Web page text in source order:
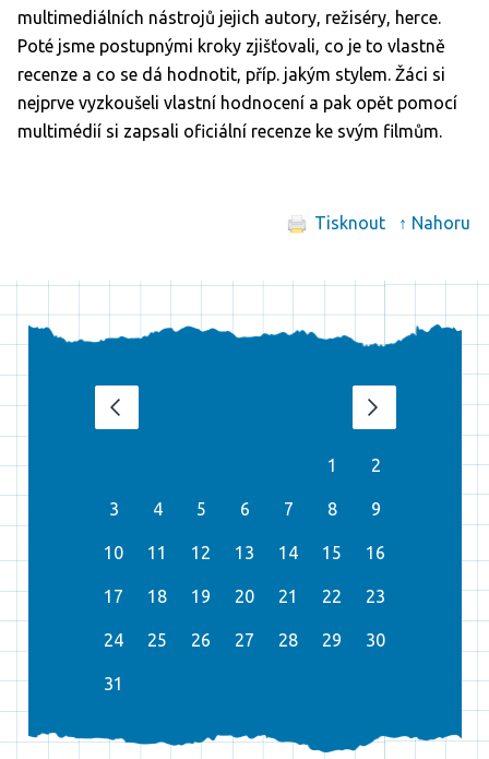
multimediálních nástrojů jejich autory, režiséry, herce.
Poté jsme postupnými kroky zjišťovali, co je to vlastně
recenze a co se dá hodnotit, příp. jakým stylem. Žáci si
nejprve vyzkoušeli vlastní hodnocení a pak opět pomocí
multimédií si zapsali oficiální recenze ke svým filmům.
Tisknout ↑ Nahoru
1 2
3 4 5 6 7 8 9
10 11 12 13 14 15 16
17 18 19 20 21 22 23
24 25 26 27 28 29 30
31